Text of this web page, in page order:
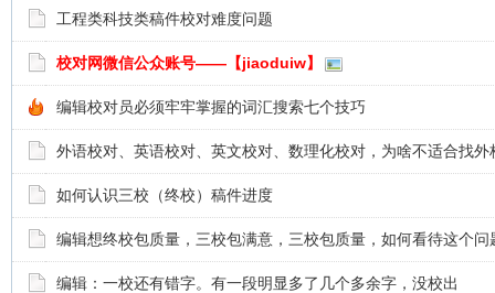
工程类科技类稿件校对难度问题
校对网微信公众账号——【jiaoduiw】
编辑校对员必须牢牢掌握的词汇搜索七个技巧
外语校对、英语校对、英文校对、数理化校对，为啥不适合找外
如何认识三校（终校）稿件进度
编辑想终校包质量，三校包满意，三校包质量，如何看待这个问
编辑：一校还有错字。有一段明显多了几个多余字，没校出